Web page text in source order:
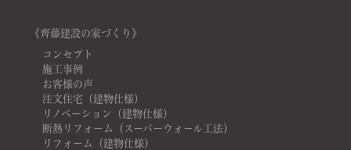
《齊藤建設の家づくり》
コンセプト
施工事例
お客様の声
注文住宅（建物仕様）
リノベーション（建物仕様）
断熱リフォーム（スーパーウォール工法）
リフォーム（建物仕様）